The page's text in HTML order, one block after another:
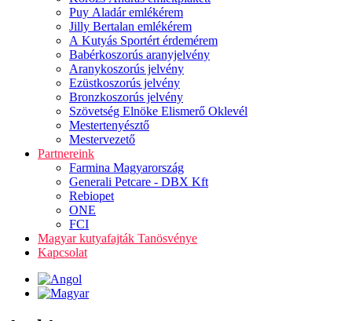
Puy Aladár emlékérem
Jilly Bertalan emlékérem
A Kutyás Sportért érdemérem
Babérkoszorús aranyjelvény
Aranykoszorús jelvény
Ezüstkoszorús jelvény
Bronzkoszorús jelvény
Szövetség Elnöke Elismerő Oklevél
Mestertenyésztő
Mestervezető
Partnereink
Farmina Magyarország
Generali Petcare - DBX Kft
Rebiopet
ONE
FCI
Magyar kutyafajták Tanösvénye
Kapcsolat